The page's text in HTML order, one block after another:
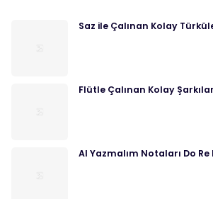
Saz ile Çalınan Kolay
Flütle Çalınan Kolay
Al Yazmalım Notaları Do Re